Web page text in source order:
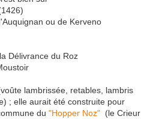
ou de Kerveno
Délivrance du Roz
lambrissée, retables, lambris
; elle aurait été construite pour
du "Hopper Noz" (le Crieur